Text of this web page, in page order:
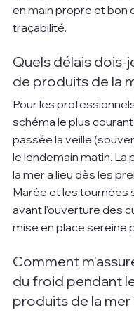
en main propre et bon
traçabilité.
Quels délais dois-
de produits de la
Pour les
schéma le plus
passée la veille
le lendemain matin.
la mer a lieu dès les
Marée et les tournées
avant l'ouverture des
mise en place sereine
Comment
du froid pendant
produits de la mer